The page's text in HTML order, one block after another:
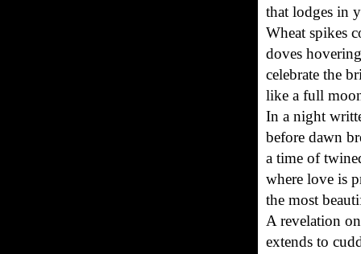
that lodges in
Wheat spikes
doves
celebrate the
like a full
In a night
before dawn
a time of
where love is
the most
A revelation
extends to